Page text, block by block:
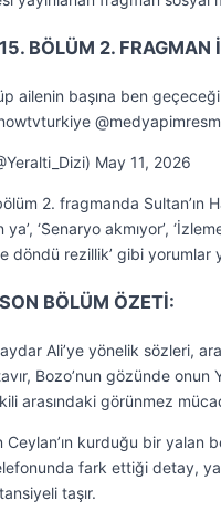
BÖLÜM 2. FRAGMAN
ailenin başına ben
May 11, 2026
2. fragmanda
ya’, ‘Senaryo akmıyor’,
döndü rezillik’ gibi yorumlar
BÖLÜM ÖZETİ:
Ali’ye yönelik sözleri,
Bozo’nun gözünde onun
arasındaki görünmez
Ceylan’ın kurduğu bir yalan
fark ettiği detay,
taşır.